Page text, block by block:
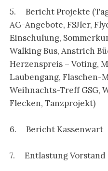
5. Bericht Projekte
AG-Angebote, FSJler,
Einschulung,
Walking Bus, Anstrich
Herzenspreis – Voting,
Laubengang,
Weihnachts-Treff GSG,
Flecken, Tanzprojekt)
6. Bericht Kassenwart
7. Entlastung Vorstand